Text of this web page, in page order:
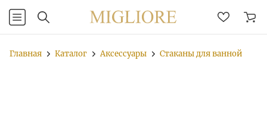
Главная Каталог Аксессуары Стаканы для ванной